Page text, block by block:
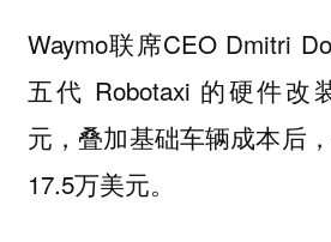
Waymo联席CEO Dmitri
五代 Robotaxi 的硬件改
元，叠加基础车辆成本后
17.5万美元。